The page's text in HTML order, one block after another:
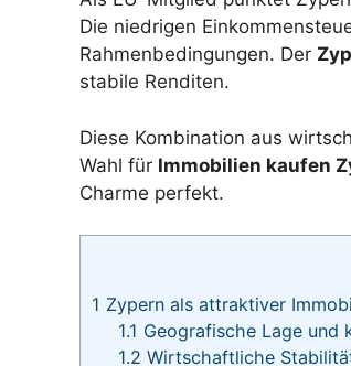
Die niedrigen
Rahmenbedingungen. Der
stabile Renditen.
Diese Kombination aus
Wahl für Immobilien kaufen
Charme perfekt.
1 Zypern als attraktiver
1.1 Geografische Lage und
1.2 Wirtschaftliche